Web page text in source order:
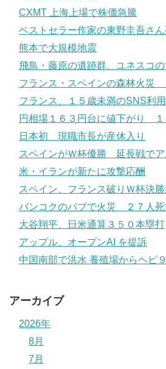
CXMT 上海上場で株価急騰
ベストセラー作家の東野圭吾さ
熊本で大規模地震
飛鳥・藤原の遺跡群、ユネスコ
フランス・スペインの森林火災
フランス、１５歳未満のSNS利
円相場１６３円台に値下がり
日本初 現職市長が産休入り
スペインがＷ杯優勝 延長戦でア
米・イランが新たに攻撃応酬
スペイン、フランス破りＷ杯決勝
バンコクのパブで火災 ２７人
大谷翔平、日米通算３５０本塁打
アップル、オープンAI を提訴
中国南部で洪水 養殖場からヘビ
アーカイブ
2026年
8月
7月